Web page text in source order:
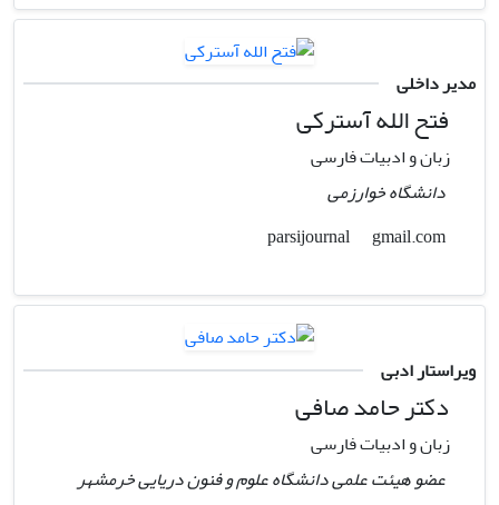
مدیر داخلی
فتح الله آسترکی
زبان و ادبیات فارسی
دانشگاه خوارزمی
gmail.com
ویراستار ادبی
دکتر حامد صافی
زبان و ادبیات فارسی
عضو هیئت علمی دانشگاه علوم و فنون دریایی خرمشهر